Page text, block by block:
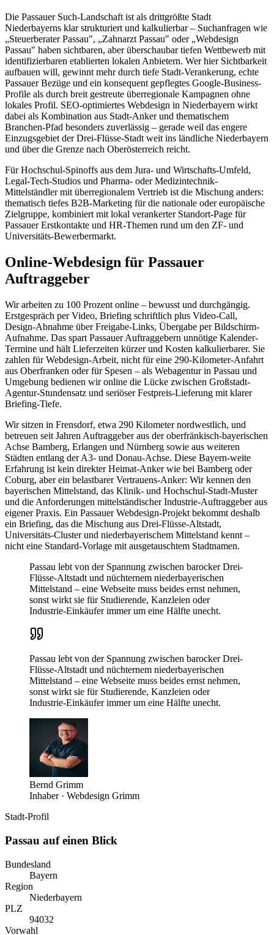
Die Passauer Such-Landschaft ist als drittgrößte Stadt
Niederbayerns klar strukturiert und kalkulierbar – Suchanfragen wie
„Steuerberater Passau", „Zahnarzt Passau" oder „Webdesign
Passau" haben sichtbaren, aber überschaubar tiefen Wettbewerb mit
identifizierbaren etablierten lokalen Anbietern. Wer hier Sichtbarkeit
aufbauen will, gewinnt mehr durch tiefe Stadt-Verankerung, echte
Passauer Bezüge und ein konsequent gepflegtes Google-Business-
Profile als durch breit gestreute überregionale Kampagnen ohne
lokales Profil. SEO-optimiertes Webdesign in Niederbayern wirkt
dabei als Kombination aus Stadt-Anker und thematischem
Branchen-Pfad besonders zuverlässig – gerade weil das engere
Einzugsgebiet der Drei-Flüsse-Stadt weit ins ländliche Niederbayern
und über die Grenze nach Oberösterreich reicht.
Für Hochschul-Spinoffs aus dem Jura- und Wirtschafts-Umfeld,
Legal-Tech-Studios und Pharma- oder Medizintechnik-
Mittelständler mit überregionalem Vertrieb ist die Mischung anders:
thematisch tiefes B2B-Marketing für die nationale oder europäische
Zielgruppe, kombiniert mit lokal verankerter Standort-Page für
Passauer Erstkontakte und HR-Themen rund um den ZF- und
Universitäts-Bewerbermarkt.
Online-Webdesign für Passauer
Auftraggeber
Wir arbeiten zu 100 Prozent online – bewusst und durchgängig.
Erstgespräch per Video, Briefing schriftlich plus Video-Call,
Design-Abnahme über Freigabe-Links, Übergabe per Bildschirm-
Aufnahme. Das spart Passauer Auftraggebern unnötige Kalender-
Termine und hält Lieferzeiten kürzer und Kosten kalkulierbarer. Sie
zahlen für Webdesign-Arbeit, nicht für eine 290-Kilometer-Anfahrt
aus Oberfranken oder für Spesen – als Webagentur in Passau und
Umgebung bedienen wir online die Lücke zwischen Großstadt-
Agentur-Stundensatz und seriöser Festpreis-Lieferung mit klarer
Briefing-Tiefe.
Wir sitzen in Frensdorf, etwa 290 Kilometer nordwestlich, und
betreuen seit Jahren Auftraggeber aus der oberfränkisch-bayerischen
Achse Bamberg, Erlangen und Nürnberg sowie aus weiteren
Städten entlang der A3- und Donau-Achse. Diese Bayern-weite
Erfahrung ist kein direkter Heimat-Anker wie bei Bamberg oder
Coburg, aber ein belastbarer Vertrauens-Anker: Wir kennen den
bayerischen Mittelstand, das Klinik- und Hochschul-Stadt-Muster
und die Anforderungen mittelständischer Industrie-Auftraggeber aus
eigener Praxis. Ein Passauer Webdesign-Projekt bekommt deshalb
ein Briefing, das die Mischung aus Drei-Flüsse-Altstadt,
Universitäts-Cluster und niederbayerischem Mittelstand kennt –
nicht eine Standard-Vorlage mit ausgetauschtem Stadtnamen.
Passau lebt von der Spannung zwischen barocker Drei-
Flüsse-Altstadt und nüchternem niederbayerischen
Mittelstand – eine Webseite muss beides ernst nehmen,
sonst wirkt sie für Studierende, Kanzleien oder
Industrie-Einkäufer immer um eine Hälfte unecht.
Passau lebt von der Spannung zwischen barocker Drei-
Flüsse-Altstadt und nüchternem niederbayerischen
Mittelstand – eine Webseite muss beides ernst nehmen,
sonst wirkt sie für Studierende, Kanzleien oder
Industrie-Einkäufer immer um eine Hälfte unecht.
Bernd Grimm
Inhaber · Webdesign Grimm
Stadt-Profil
Passau auf einen Blick
Bundesland
Bayern
Region
Niederbayern
PLZ
94032
Vorwahl